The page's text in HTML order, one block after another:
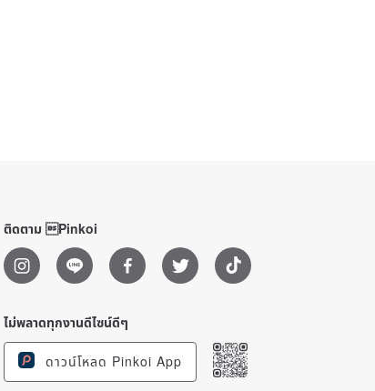
ติดตาม Pinkoi
ไม่พลาดทุกงานดีไซน์ดีๆ
ดาวน์โหลด Pinkoi App